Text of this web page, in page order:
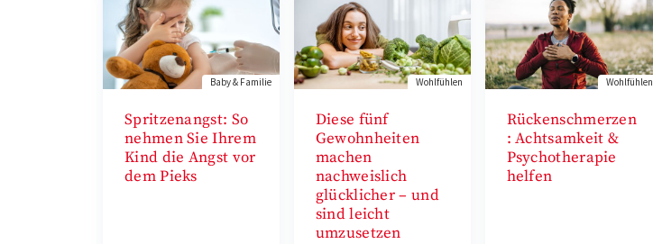
Baby & Familie
Spritzenangst: So
nehmen Sie Ihrem
Kind die Angst vor
dem Pieks
Wohlfühlen
Diese fünf
Gewohnheiten
machen
nachweislich
glücklicher – und
sind leicht
umzusetzen
Wohlfühlen
Rückenschmerzen
: Achtsamkeit &
Psychotherapie
helfen